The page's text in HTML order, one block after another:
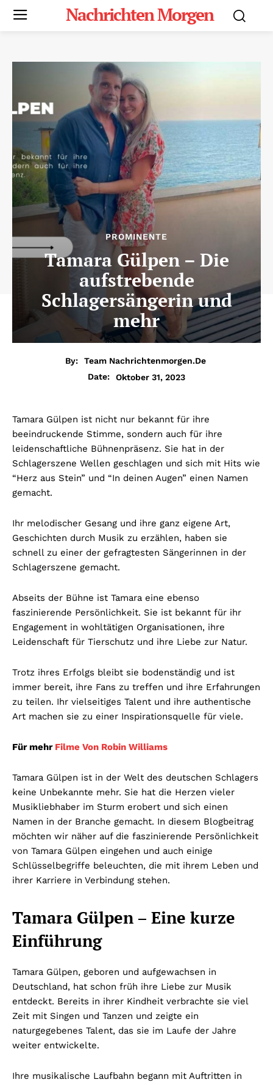
Nachrichten Morgen
PROMINENTE
Tamara Gülpen – Die
aufstrebende
Schlagersängerin und
mehr
By:
Team Nachrichtenmorgen.de
Date:
Oktober 31, 2023
Tamara Gülpen ist nicht nur bekannt für ihre
beeindruckende Stimme, sondern auch für ihre
leidenschaftliche Bühnenpräsenz. Sie hat in der
Schlagerszene Wellen geschlagen und sich mit Hits wie
“Herz aus Stein” und “In deinen Augen” einen Namen
gemacht.
Ihr melodischer Gesang und ihre ganz eigene Art,
Geschichten durch Musik zu erzählen, haben sie
schnell zu einer der gefragtesten Sängerinnen in der
Schlagerszene gemacht.
Abseits der Bühne ist Tamara eine ebenso
faszinierende Persönlichkeit. Sie ist bekannt für ihr
Engagement in wohltätigen Organisationen, ihre
Leidenschaft für Tierschutz und ihre Liebe zur Natur.
Trotz ihres Erfolgs bleibt sie bodenständig und ist
immer bereit, ihre Fans zu treffen und ihre Erfahrungen
zu teilen. Ihr vielseitiges Talent und ihre authentische
Art machen sie zu einer Inspirationsquelle für viele.
Für mehr Filme Von Robin Williams
Tamara Gülpen ist in der Welt des deutschen Schlagers
keine Unbekannte mehr. Sie hat die Herzen vieler
Musikliebhaber im Sturm erobert und sich einen
Namen in der Branche gemacht. In diesem Blogbeitrag
möchten wir näher auf die faszinierende Persönlichkeit
von Tamara Gülpen eingehen und auch einige
Schlüsselbegriffe beleuchten, die mit ihrem Leben und
ihrer Karriere in Verbindung stehen.
Tamara Gülpen – Eine kurze
Einführung
Tamara Gülpen, geboren und aufgewachsen in
Deutschland, hat schon früh ihre Liebe zur Musik
entdeckt. Bereits in ihrer Kindheit verbrachte sie viel
Zeit mit Singen und Tanzen und zeigte ein
naturgegebenes Talent, das sie im Laufe der Jahre
weiter entwickelte.
Ihre musikalische Laufbahn begann mit Auftritten in